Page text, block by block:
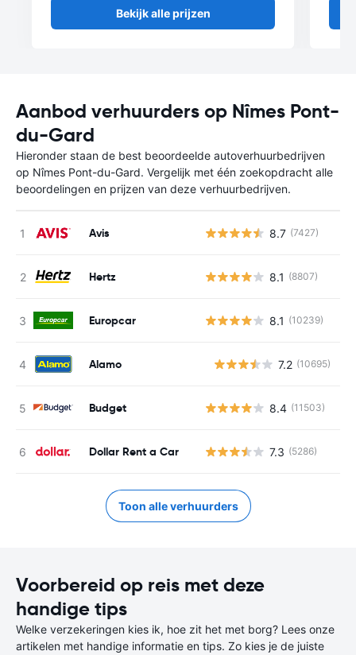
Bekijk alle prijzen
Aanbod verhuurders op Nîmes Pont-
du-Gard
Hieronder staan de best beoordeelde autoverhuurbedrijven
op Nîmes Pont-du-Gard. Vergelijk met één zoekopdracht alle
beoordelingen en prijzen van deze verhuurbedrijven.
Avis 8.7 (7427)
Hertz 8.1 (8807)
Europcar 8.1 (10239)
Alamo 7.2 (10695)
Budget 8.4 (11503)
Dollar Rent a Car 7.3 (5286)
Toon alle verhuurders
Voorbereid op reis met deze
handige tips
Welke verzekeringen kies ik, hoe zit het met borg? Lees onze
artikelen met handige informatie en tips. Zo kies je de juiste